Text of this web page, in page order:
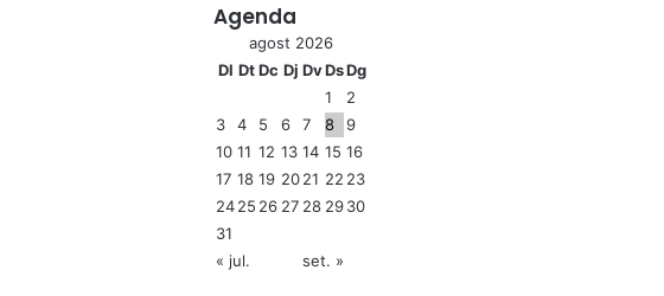
Agenda
agost 2026
Dl Dt Dc Dj DvDsDg
1
2
3
4 5 6 7 8
9
10 11 12 13 14 15 16
17 18 19 2021 22 23
2425 26 27 28 2930
31
« jul.
set. »